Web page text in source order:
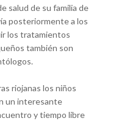
salud de su familia de
posteriormente a los
los tratamientos
también son
riojanas los niños
un interesante
y tiempo libre